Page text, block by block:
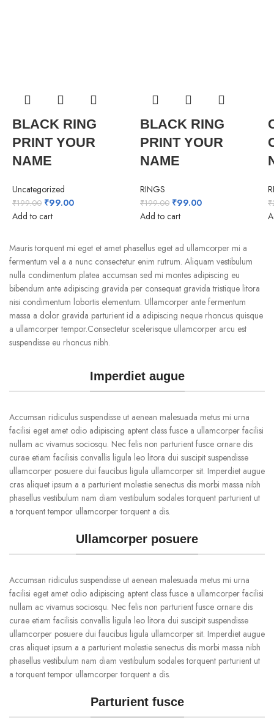
BLACK RING
PRINT YOUR
NAME
Uncategorized
₹199.00 Original
price
₹199.00.
₹99.00Current
₹99.00.
Add to cart
BLACK RING
PRINT YOUR
NAME
RINGS
₹199.00 Original
price
₹199.00.
₹99.00Current
Add to cart
₹
Mauris torquent mi eget et amet phasellus eget ad ullamcorper mi a
fermentum vel a a nunc consectetur enim rutrum. Aliquam vestibulum
nulla condimentum platea accumsan sed mi montes adipiscing eu
bibendum ante adipiscing gravida per consequat gravida tristique litora
nisi condimentum lobortis elementum. Ullamcorper ante fermentum
massa a dolor gravida parturient id a adipiscing neque rhoncus quisque
a ullamcorper tempor.Consectetur scelerisque ullamcorper arcu est
suspendisse eu rhoncus nibh.
Imperdiet augue
Accumsan ridiculus suspendisse ut aenean malesuada metus mi urna
facilisi eget amet odio adipiscing aptent class fusce a ullamcorper facilisi
nullam ac vivamus sociosqu. Nec felis non parturient fusce ornare dis
curae etiam facilisis convallis ligula leo litora dui suscipit suspendisse
ullamcorper posuere dui faucibus ligula ullamcorper sit. Imperdiet augue
cras aliquet ipsum a a parturient molestie senectus dis morbi massa nibh
phasellus vestibulum nam diam vestibulum sodales torquent parturient ut
a torquent tempor ullamcorper torquent a dis.
Ullamcorper posuere
Accumsan ridiculus suspendisse ut aenean malesuada metus mi urna
facilisi eget amet odio adipiscing aptent class fusce a ullamcorper facilisi
nullam ac vivamus sociosqu. Nec felis non parturient fusce ornare dis
curae etiam facilisis convallis ligula leo litora dui suscipit suspendisse
ullamcorper posuere dui faucibus ligula ullamcorper sit. Imperdiet augue
cras aliquet ipsum a a parturient molestie senectus dis morbi massa nibh
phasellus vestibulum nam diam vestibulum sodales torquent parturient ut
a torquent tempor ullamcorper torquent a dis.
Parturient fusce